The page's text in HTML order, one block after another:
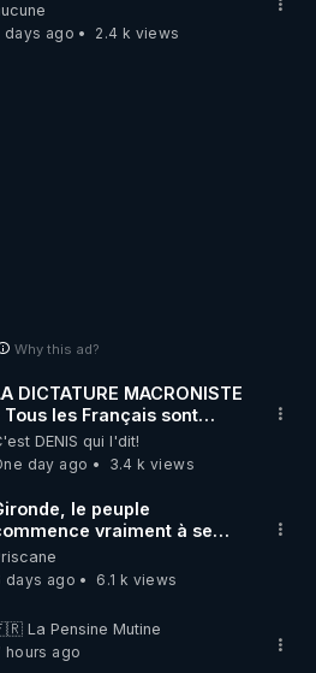
days ago
2.4 k views
Why this ad?
DICTATURE MACRONISTE
Tous les Français sont
menacés !
DENIS qui l'dit!
day ago
3.4 k views
le peuple
vraiment à se
des questions !
ce qu'il nous cache...
days ago
6.1 k views
La Pensine Mutine
hours ago